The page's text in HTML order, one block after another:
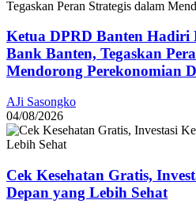
Ketua DPRD Banten Hadiri
Bank Banten, Tegaskan
Mendorong Perekonomian
AJi Sasongko
04/08/2026
Cek Kesehatan Gratis,
Depan yang Lebih Sehat